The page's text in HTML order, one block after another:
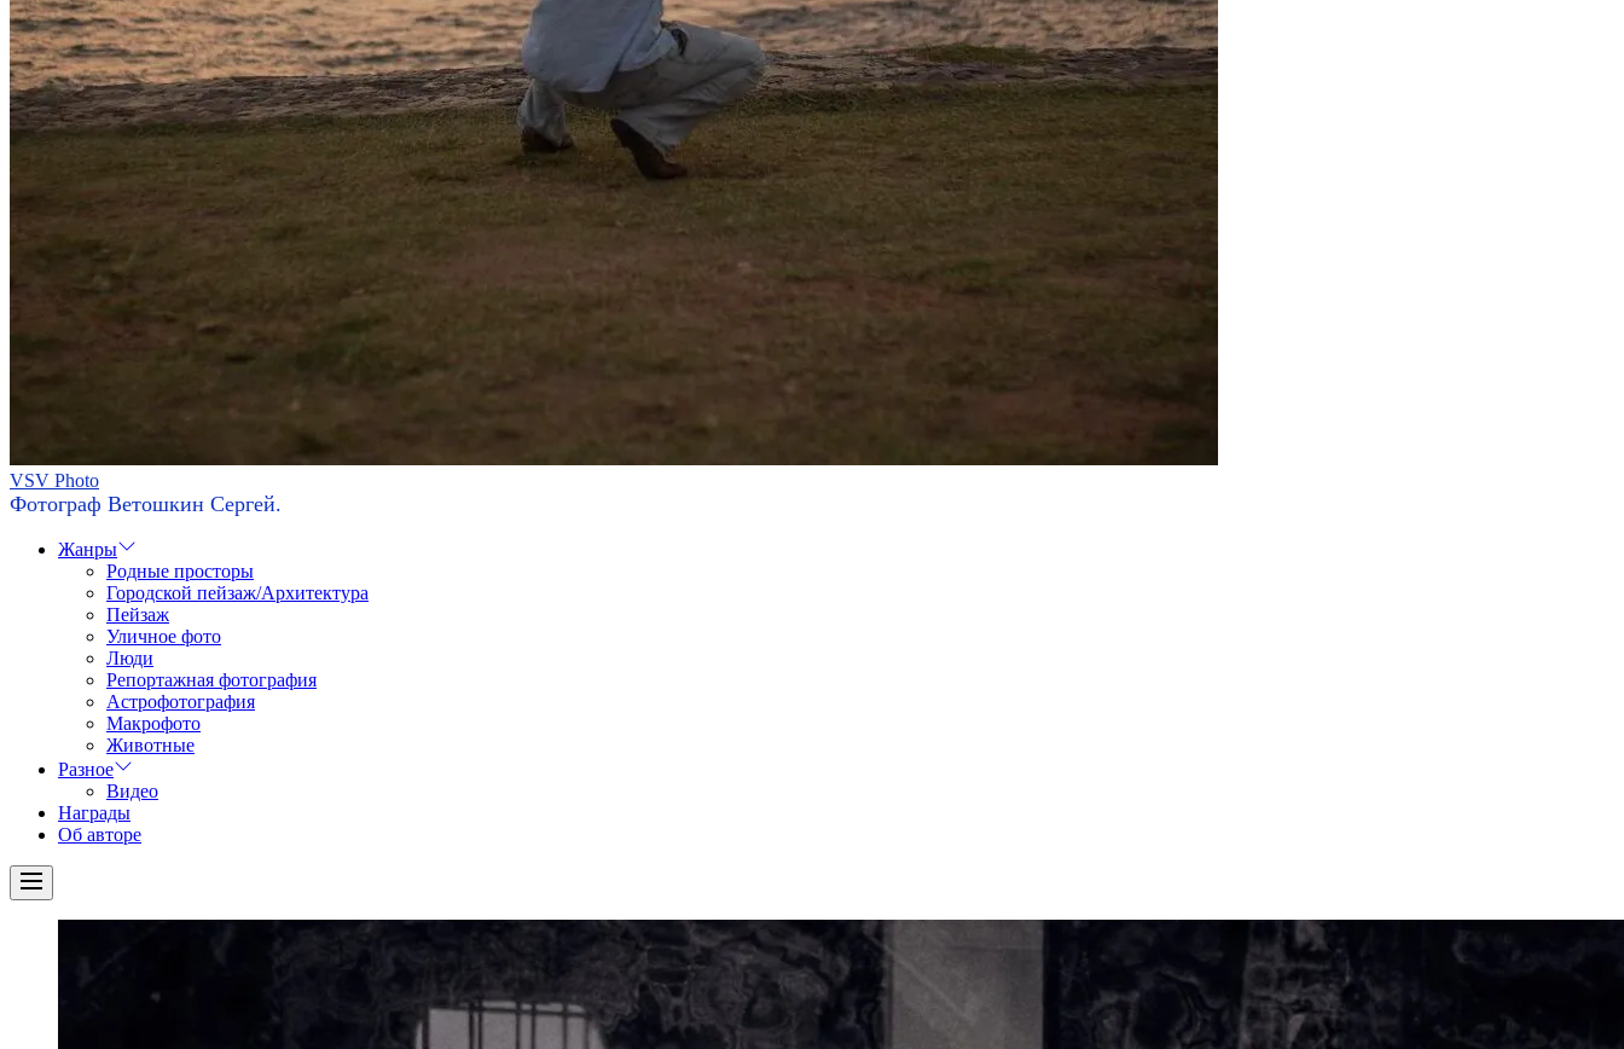
VSV Photo
Фотограф Ветошкин Сергей.
Жанры
Родные просторы
Городской пейзаж/Архитектура
Пейзаж
Уличное фото
Люди
Репортажная фотография
Астрофотография
Макрофото
Животные
Разное
Видео
Награды
Об авторе
Menu